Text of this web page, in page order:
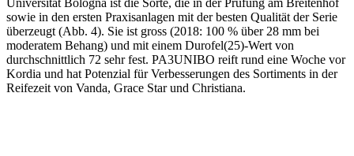
Universität Bologna ist die Sorte, die in der Prüfung am Breitenhof
sowie in den ersten Praxisanlagen mit der besten Qualität der Serie
überzeugt (Abb. 4). Sie ist gross (2018: 100 % über 28 mm bei
moderatem Behang) und mit einem Durofel(25)-Wert von
durchschnittlich 72 sehr fest. PA3UNIBO reift rund eine Woche vor
Kordia und hat Potenzial für Verbesserungen des Sortiments in der
Reifezeit von Vanda, Grace Star und Christiana.